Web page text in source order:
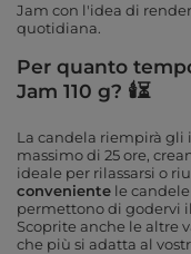
Jam con l'idea di
quotidiana.
Per quanto
Jam 110 g? 🕯⏳
La candela riempirà gli
massimo di 25 ore,
ideale per rilassarsi o
conveniente le
permettono di godervi
Scoprite anche le altre
che più si adatta al